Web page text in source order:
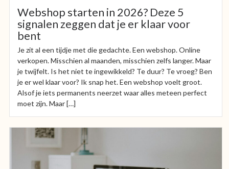
Webshop starten in 2026? Deze 5
signalen zeggen dat je er klaar voor
bent
Je zit al een tijdje met die gedachte. Een webshop. Online
verkopen. Misschien al maanden, misschien zelfs langer. Maar
je twijfelt. Is het niet te ingewikkeld? Te duur? Te vroeg? Ben
je er wel klaar voor? Ik snap het. Een webshop voelt groot.
Alsof je iets permanents neerzet waar alles meteen perfect
moet zijn. Maar […]